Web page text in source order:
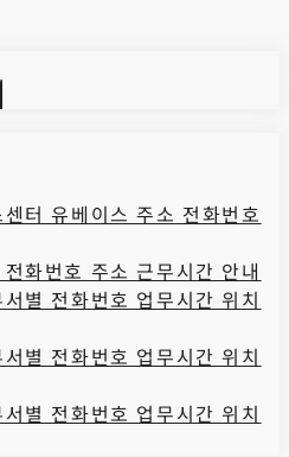
터 유베이스 주소 전화번호
화번호 주소 근무시간 안내
별 전화번호 업무시간 위치
별 전화번호 업무시간 위치
별 전화번호 업무시간 위치